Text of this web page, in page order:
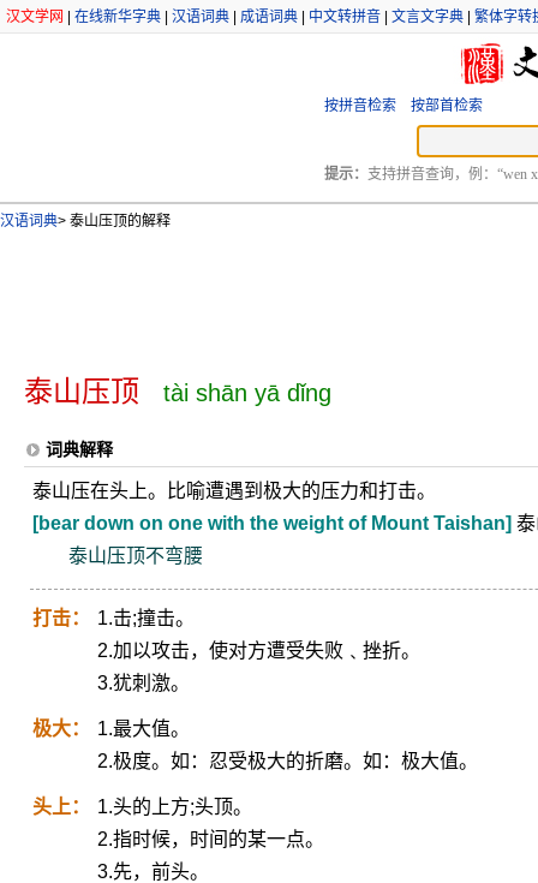
汉文学网 在线新华字典 汉语词典 成语词典 中文转拼音 文言文字典 繁体字转
按拼音检索 按部首检索
提示： 支持拼音查询，例：“wen
汉语词典> 泰山压顶的解释
泰山压顶 tài shān yā dǐng
词典解释
泰山压在头上。比喻遭遇到极大的压力和打击。
[bear down on one with the weight of Mount Taishan]
泰山压顶不弯腰
打击：
1.击;撞击。
2.加以攻击，使对方遭受失败﹑挫折。
3.犹刺激。
极大：
1.最大值。
2.极度。如：忍受极大的折磨。如：极大值。
头上：
1.头的上方;头顶。
2.指时候，时间的某一点。
3.先，前头。